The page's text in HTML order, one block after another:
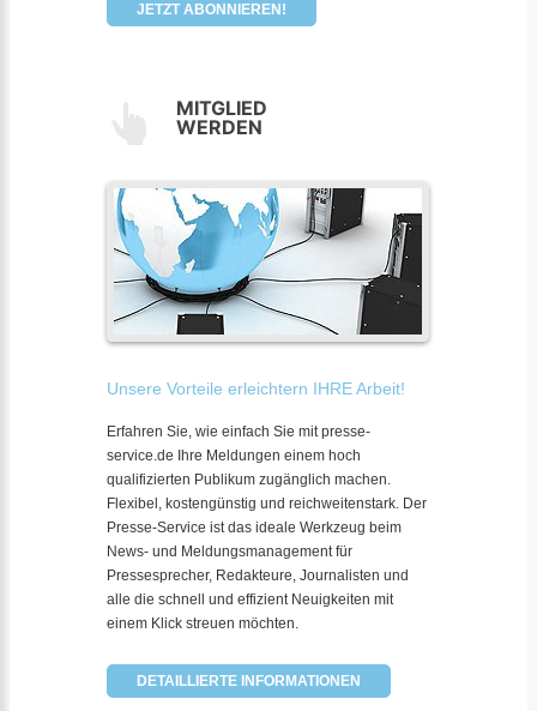
JETZT ABONNIEREN!
MITGLIED
WERDEN
Unsere Vorteile erleichtern IHRE Arbeit!
Erfahren Sie, wie einfach Sie mit presse-
service.de Ihre Meldungen einem hoch
qualifizierten Publikum zugänglich machen.
Flexibel, kostengünstig und reichweitenstark. Der
Presse-Service ist das ideale Werkzeug beim
News- und Meldungsmanagement für
Pressesprecher, Redakteure, Journalisten und
alle die schnell und effizient Neuigkeiten mit
einem Klick streuen möchten.
DETAILLIERTE INFORMATIONEN